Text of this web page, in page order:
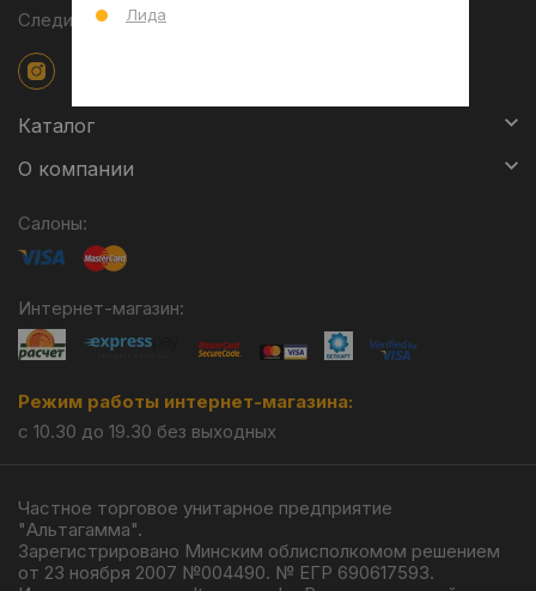
Следите за акциями
Каталог
О компании
Салоны:
Интернет-магазин:
Режим работы интернет-магазина:
с 10.30 до 19.30 без выходных
Частное торговое унитарное предприятие
"Альтагамма".
Зарегистрировано Минским облисполкомом решением
от 23 ноября 2007 №004490. № ЕГР 690617593.
Лида